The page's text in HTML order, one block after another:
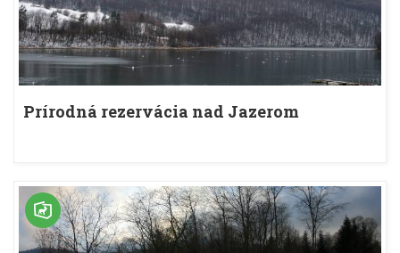
Prírodná rezervácia nad Jazerom